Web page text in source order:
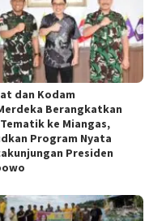
dan Kodam
Berangkatkan
Tematik ke Miangas,
Program Nyata
Presiden